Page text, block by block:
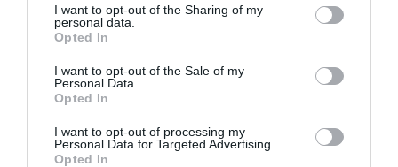
not limited to your visit or usage behaviour. You may click to
grant or deny consent to Google and its third-party tags to
use your data for below specified purposes in below Google
consent section.
I want to opt-out of the Sharing of my
personal data.
Opted In
I want to opt-out of the Sale of my
Personal Data.
Opted In
I want to opt-out of processing my
Personal Data for Targeted Advertising.
Opted In
ΔΙΑΦΗΜΙΣΗ